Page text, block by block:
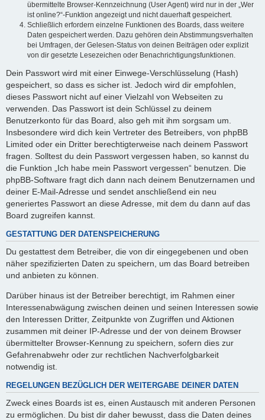
übermittelte Browser-Kennzeichnung (User Agent) wird nur in der „Wer
ist online?“-Funktion angezeigt und nicht dauerhaft gespeichert.
Schließlich erfordern einzelne Funktionen des Boards, dass weitere
Daten gespeichert werden. Dazu gehören dein Abstimmungsverhalten
bei Umfragen, der Gelesen-Status von deinen Beiträgen oder explizit
von dir gesetzte Lesezeichen oder Benachrichtigungsfunktionen.
Dein Passwort wird mit einer Einwege-Verschlüsselung (Hash)
gespeichert, so dass es sicher ist. Jedoch wird dir empfohlen,
dieses Passwort nicht auf einer Vielzahl von Webseiten zu
verwenden. Das Passwort ist dein Schlüssel zu deinem
Benutzerkonto für das Board, also geh mit ihm sorgsam um.
Insbesondere wird dich kein Vertreter des Betreibers, von phpBB
Limited oder ein Dritter berechtigterweise nach deinem Passwort
fragen. Solltest du dein Passwort vergessen haben, so kannst du
die Funktion „Ich habe mein Passwort vergessen“ benutzen. Die
phpBB-Software fragt dich dann nach deinem Benutzernamen und
deiner E-Mail-Adresse und sendet anschließend ein neu
generiertes Passwort an diese Adresse, mit dem du dann auf das
Board zugreifen kannst.
GESTATTUNG DER DATENSPEICHERUNG
Du gestattest dem Betreiber, die von dir eingegebenen und oben
näher spezifizierten Daten zu speichern, um das Board betreiben
und anbieten zu können.
Darüber hinaus ist der Betreiber berechtigt, im Rahmen einer
Interessenabwägung zwischen deinen und seinen Interessen sowie
den Interessen Dritter, Zeitpunkte von Zugriffen und Aktionen
zusammen mit deiner IP-Adresse und der von deinem Browser
übermittelter Browser-Kennung zu speichern, sofern dies zur
Gefahrenabwehr oder zur rechtlichen Nachverfolgbarkeit
notwendig ist.
REGELUNGEN BEZÜGLICH DER WEITERGABE DEINER DATEN
Zweck eines Boards ist es, einen Austausch mit anderen Personen
zu ermöglichen. Du bist dir daher bewusst, dass die Daten deines